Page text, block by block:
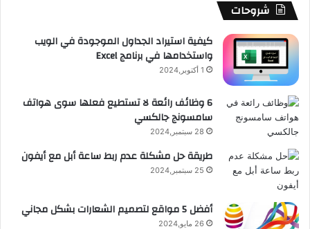
شروحات
كيفية استيراد الجداول الموجودة في الويب
واستخدامها في برنامج Excel
1 أكتوبر,2024
6 وظائف رائعة لا تستطيع فعلها سوى هواتف
سامسونج جالكسي
28 سبتمبر,2024
طريقة حل مشكلة عدم ربط ساعة أبل مع أيفون
25 سبتمبر,2024
أفضل 5 مواقع لتصميم الشعارات بشكل مجاني
26 مايو,2024